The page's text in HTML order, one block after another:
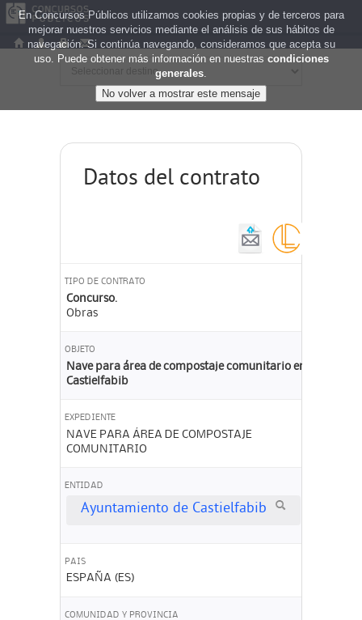
Datos del contrato
TIPO DE CONTRATO
Concurso.
Obras
OBJETO
Nave para área de compostaje comunitario en
Castielfabib
EXPEDIENTE
NAVE PARA ÁREA DE COMPOSTAJE
COMUNITARIO
ENTIDAD
Ayuntamiento de Castielfabib
PAIS
ESPAÑA (ES)
COMUNIDAD Y PROVINCIA
En Concursos Públicos utilizamos cookies propias y de terceros para
mejorar nuestros servicios mediante el análisis de sus hábitos de
navegación. Si continúa navegando, consideramos que acepta su
uso. Puede obtener más información en nuestras condiciones
generales.